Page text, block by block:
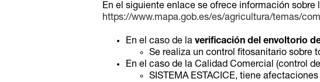
En el siguiente enlace se ofrece información
https://www.mapa.gob.es/es/agricultura/temas/
En el caso de la verificación del envoltorio
Se realiza un control fitosanitario sobre
En el caso de la Calidad Comercial (control
SISTEMA ESTACICE, tiene